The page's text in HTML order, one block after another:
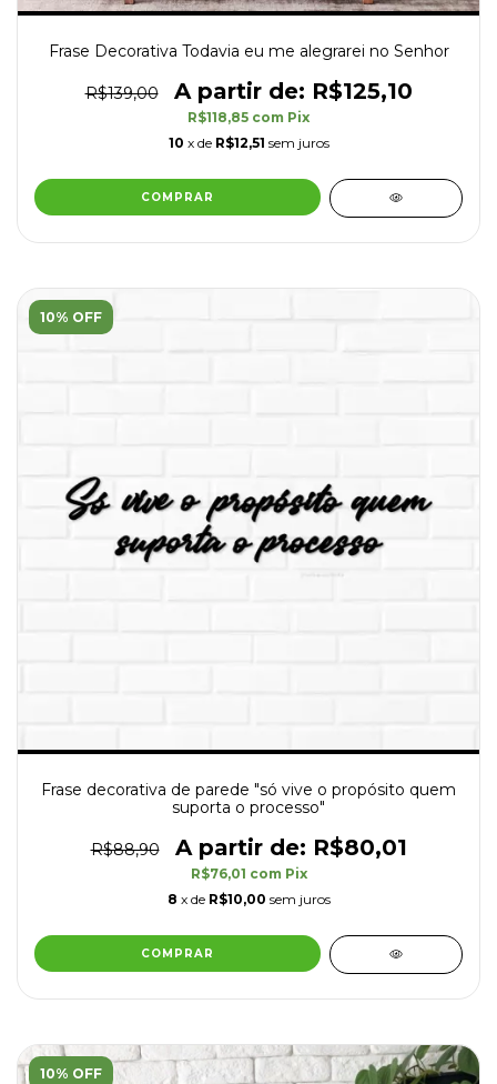
Frase Decorativa Todavia eu me alegrarei no Senhor
R$139,00 R$125,10
R$118,85 com Pix
10 x de R$12,51 sem juros
COMPRAR
10% OFF
Frase decorativa de parede "só vive o propósito quem
suporta o processo"
R$88,90 R$80,01
R$76,01 com Pix
8 x de R$10,00 sem juros
COMPRAR
10% OFF